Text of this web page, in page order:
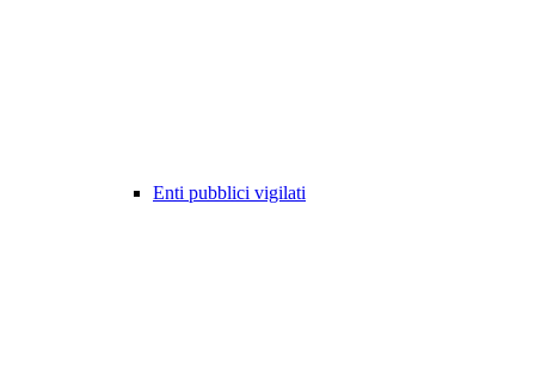
Enti pubblici vigilati